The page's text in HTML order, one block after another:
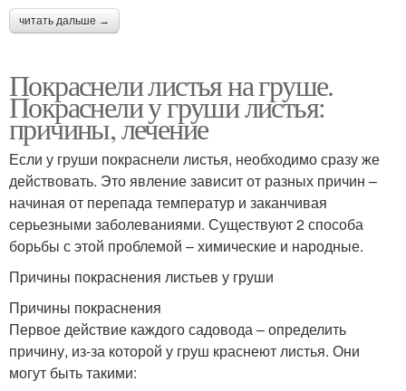
читать дальше →
Покраснели листья на груше.
Покраснели у груши листья:
причины, лечение
Если у груши покраснели листья, необходимо сразу же
действовать. Это явление зависит от разных причин –
начиная от перепада температур и заканчивая
серьезными заболеваниями. Существуют 2 способа
борьбы с этой проблемой – химические и народные.
Причины покраснения листьев у груши
Причины покраснения
Первое действие каждого садовода – определить
причину, из-за которой у груш краснеют листья. Они
могут быть такими: